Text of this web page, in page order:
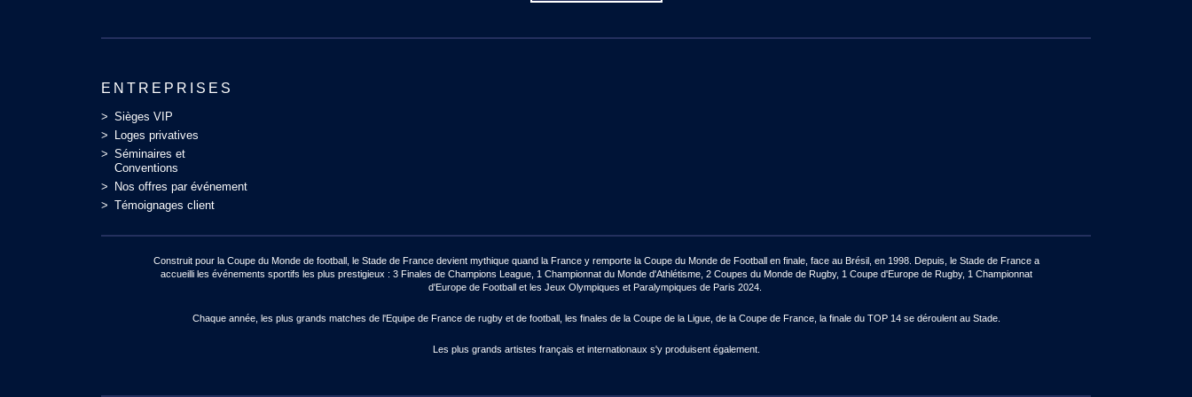
ENTREPRISES
Sièges VIP
Loges privatives
Séminaires et
Conventions
Nos offres par événement
Témoignages client
Construit pour la Coupe du Monde de football, le Stade de France devient mythique quand la France y remporte la Coupe du Monde de Football en finale, face au Brésil, en 1998. Depuis, le Stade de France a
accueilli les événements sportifs les plus prestigieux : 3 Finales de Champions League, 1 Championnat du Monde d'Athlétisme, 2 Coupes du Monde de Rugby, 1 Coupe d'Europe de Rugby, 1 Championnat
d'Europe de Football et les Jeux Olympiques et Paralympiques de Paris 2024.
Chaque année, les plus grands matches de l'Equipe de France de rugby et de football, les finales de la Coupe de la Ligue, de la Coupe de France, la finale du TOP 14 se déroulent au Stade.
Les plus grands artistes français et internationaux s'y produisent également.